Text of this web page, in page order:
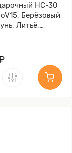
НС-30
Берёзовый
Литьё,